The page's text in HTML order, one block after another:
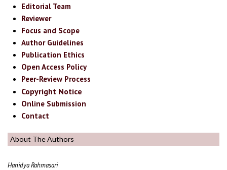
Editorial Team
Reviewer
Focus and Scope
Author Guidelines
Publication Ethics
Open Access Policy
Peer-Review Process
Copyright Notice
Online Submission
Contact
About The Authors
Hanidya Rahmasari